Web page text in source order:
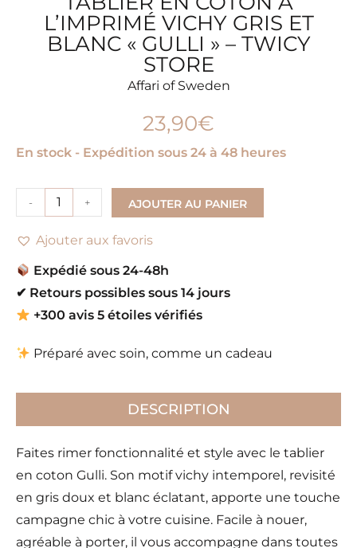
L’IMPRIMÉ VICHY GRIS ET
BLANC « GULLI » – TWICY
STORE
Affari of Sweden
23,90€
En stock - Expédition sous 24 à 48 heures
- + AJOUTER AU PANIER
Ajouter aux favoris
Expédié sous 24-48h
✔ Retours possibles sous 14 jours
+300 avis 5 étoiles vérifiés
Préparé avec soin, comme un cadeau
DESCRIPTION
Faites rimer fonctionnalité et style avec le tablier
en coton Gulli. Son motif vichy intemporel, revisité
en gris doux et blanc éclatant, apporte une touche
campagne chic à votre cuisine. Facile à nouer,
agréable à porter, il vous accompagne dans toutes